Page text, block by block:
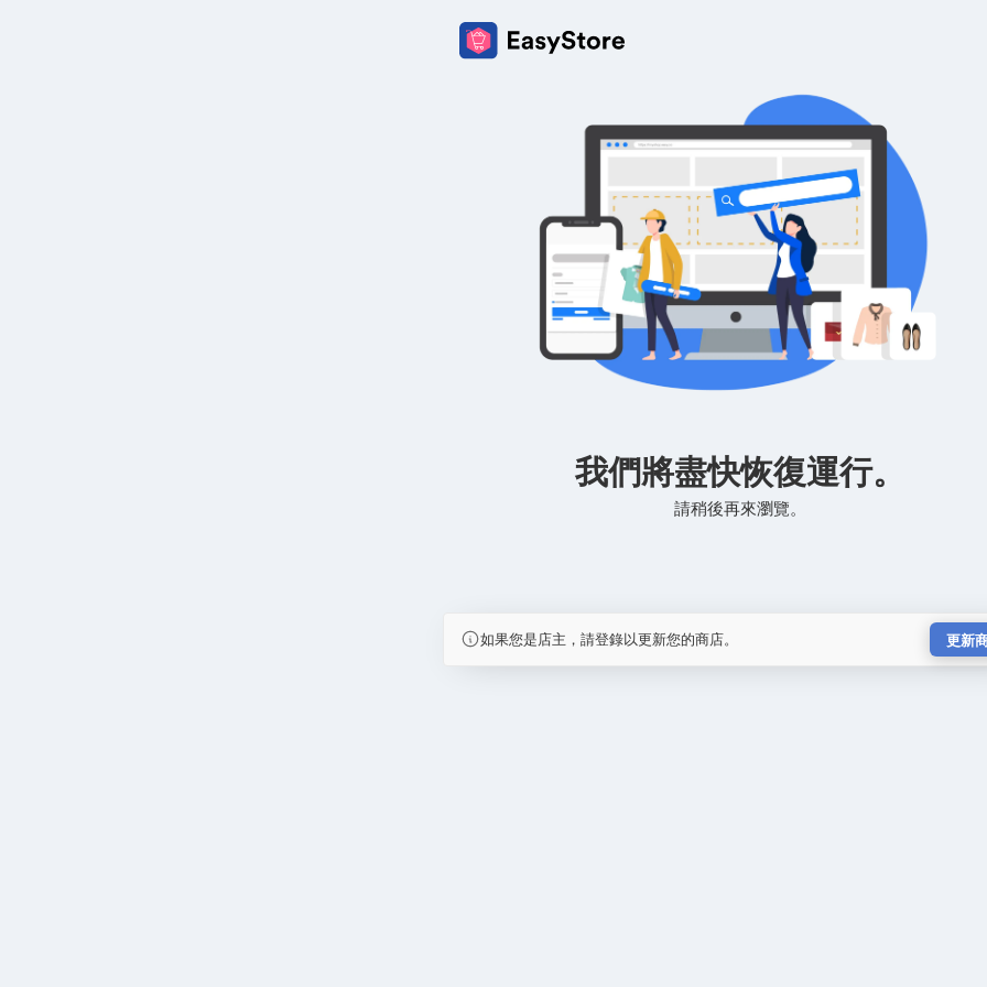
我們將盡快恢復運行。
請稍後再來瀏覽。
如果您是店主，請登錄以更新您的商店。 更新